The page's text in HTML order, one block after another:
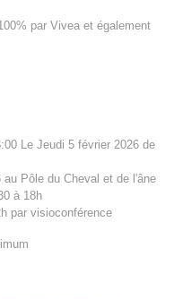
par Vivea et également
Le Jeudi 5 février 2026 de
Pôle du Cheval et de l'âne
à 18h
par visioconférence